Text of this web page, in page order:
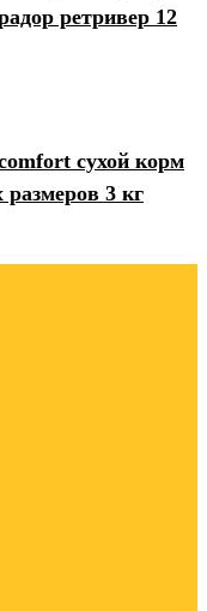
ретривер 12
сухой корм
размеров 3 кг